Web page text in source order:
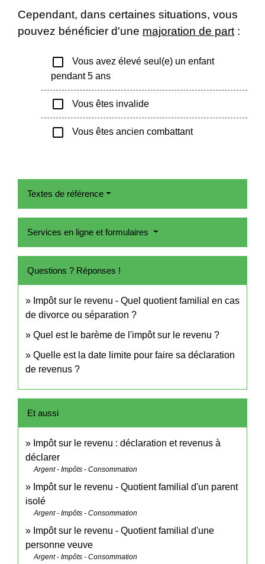
Cependant, dans certaines situations, vous
pouvez bénéficier d'une majoration de part:
check_box_outline_blank
Vous avez élevé seul(e) un enfant
pendant 5 ans
check_box_outline_blank Vous êtes invalide
check_box_outline_blank Vous êtes ancien combattant
Textes de référence
Services en ligne et formulaires
Questions ? Réponses !
Impôt sur le revenu - Quel quotient familial en cas
de divorce ou séparation ?
Quel est le barème de l'impôt sur le revenu ?
Quelle est la date limite pour faire sa déclaration
de revenus ?
Et aussi
Impôt sur le revenu : déclaration et revenus à
déclarer
Argent - Impôts - Consommation
Impôt sur le revenu - Quotient familial d'un parent
isolé
Argent - Impôts - Consommation
Impôt sur le revenu - Quotient familial d'une
personne veuve
Argent - Impôts - Consommation